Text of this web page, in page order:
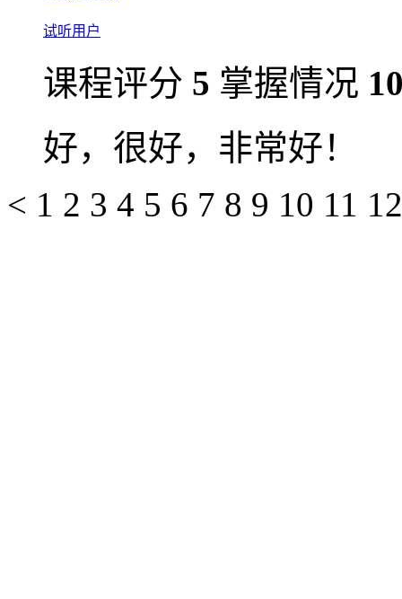
试听用户
课程评分 5 掌握情况
好，很好，非常好！
< 1 2 3 4 5 6 7 8 9 10 11